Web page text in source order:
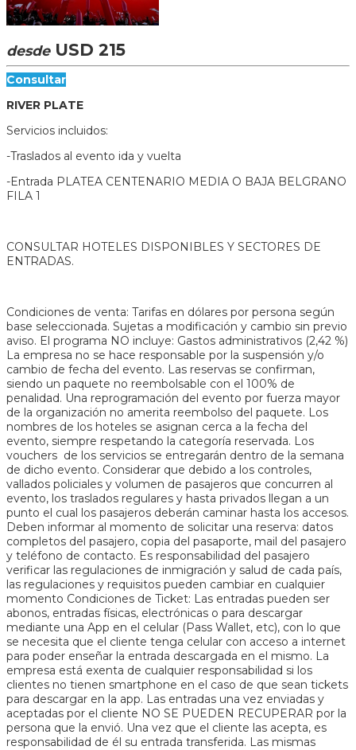
desdeUSD 215
Consultar
RIVER PLATE
Servicios incluidos:
-Traslados al evento ida y vuelta
-Entrada PLATEA CENTENARIO MEDIA O BAJA BELGRANO
FILA 1
CONSULTAR HOTELES DISPONIBLES Y SECTORES DE
ENTRADAS.
Condiciones de venta: Tarifas en dólares por persona según
base seleccionada. Sujetas a modificación y cambio sin previo
aviso. El programa NO incluye: Gastos administrativos (2,42 %)
La empresa no se hace responsable por la suspensión y/o
cambio de fecha del evento. Las reservas se confirman,
siendo un paquete no reembolsable con el 100% de
penalidad. Una reprogramación del evento por fuerza mayor
de la organización no amerita reembolso del paquete. Los
nombres de los hoteles se asignan cerca a la fecha del
evento, siempre respetando la categoría reservada. Los
vouchers de los servicios se entregarán dentro de la semana
de dicho evento. Considerar que debido a los controles,
vallados policiales y volumen de pasajeros que concurren al
evento, los traslados regulares y hasta privados llegan a un
punto el cual los pasajeros deberán caminar hasta los accesos.
Deben informar al momento de solicitar una reserva: datos
completos del pasajero, copia del pasaporte, mail del pasajero
y teléfono de contacto. Es responsabilidad del pasajero
verificar las regulaciones de inmigración y salud de cada país,
las regulaciones y requisitos pueden cambiar en cualquier
momento Condiciones de Ticket: Las entradas pueden ser
abonos, entradas físicas, electrónicas o para descargar
mediante una App en el celular (Pass Wallet, etc), con lo que
se necesita que el cliente tenga celular con acceso a internet
para poder enseñar la entrada descargada en el mismo. La
empresa está exenta de cualquier responsabilidad si los
clientes no tienen smartphone en el caso de que sean tickets
para descargar en la app. Las entradas una vez enviadas y
aceptadas por el cliente NO SE PUEDEN RECUPERAR por la
persona que la envió. Una vez que el cliente las acepta, es
responsabilidad de él su entrada transferida. Las mismas